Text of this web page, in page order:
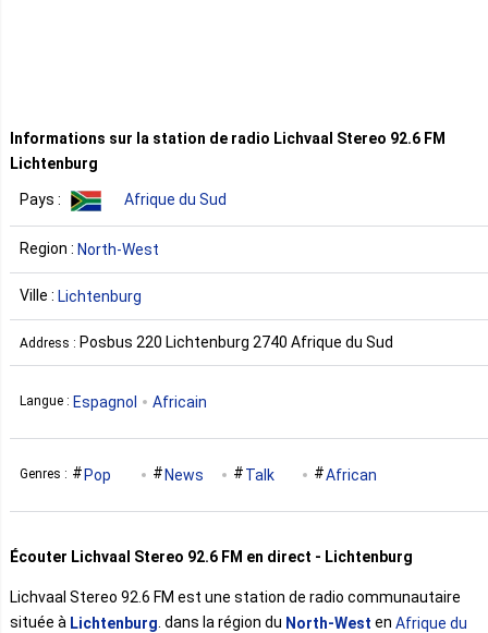
Informations sur la station de radio Lichvaal Stereo 92.6 FM
Lichtenburg
Pays : Afrique du Sud
Region : North-West
Ville : Lichtenburg
Address : Posbus 220 Lichtenburg 2740 Afrique du Sud
Langue : Espagnol Africain
Genres : Pop News Talk African
Écouter Lichvaal Stereo 92.6 FM en direct - Lichtenburg
Lichvaal Stereo 92.6 FM est une station de radio communautaire
située à Lichtenburg . dans la région du North-West en Afrique du